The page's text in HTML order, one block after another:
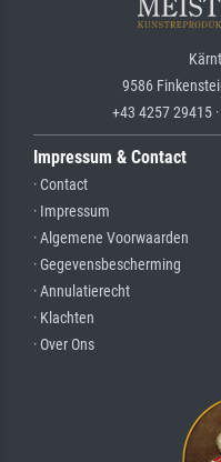
9586
+43 4257 29415
Impressum & Contact
· Contact
· Impressum
· Algemene Voorwaarden
· Gegevensbescherming
· Annulatierecht
· Klachten
· Over Ons